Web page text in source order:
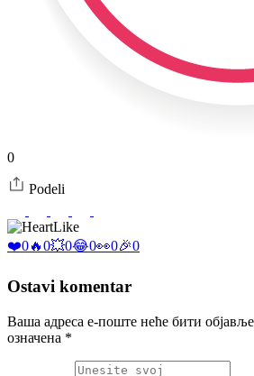
0
Podeli
Like
❤️0🔥0💥0😂0👀0🎉0
Ostavi komentar
Ваша адреса е-поште неће бити
означена *